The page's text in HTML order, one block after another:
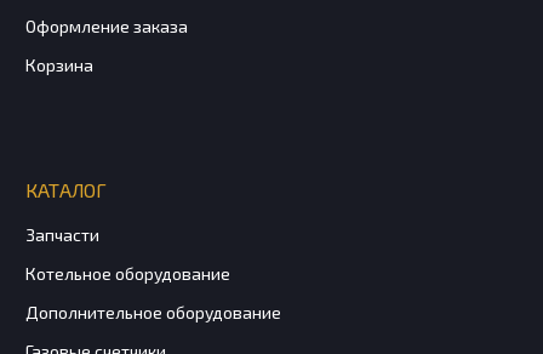
Оформление заказа
Корзина
КАТАЛОГ
Запчасти
Котельное оборудование
Дополнительное оборудование